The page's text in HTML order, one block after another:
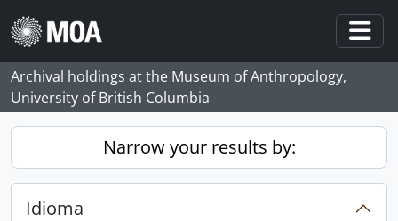
Skip to main content
Archival holdings at the Museum of Anthropology,
University of British Columbia
Narrow your results by:
Idioma